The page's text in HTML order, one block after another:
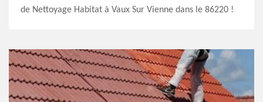
de Nettoyage Habitat à Vaux Sur Vienne dans le 86220 !